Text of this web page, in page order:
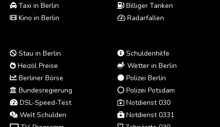
Taxi in Berlin
Kino in Berlin
Billiger Tanken
Radarfallen
Stau in Berlin
Heizöl Preise
Berliner Börse
Bundesregierung
DSL-Speed-Test
Welt Schulden
Schuldenhilfe
Wetter in Berlin
Polizei Berlin
Polizei Potsdam
Notdienst 030
Notdienst 0331